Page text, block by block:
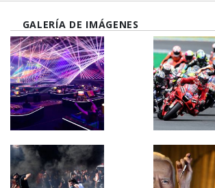
GALERÍA DE IMÁGENES